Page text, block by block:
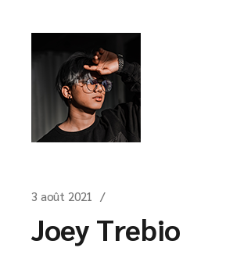
3 août 2021
Joey Trebio